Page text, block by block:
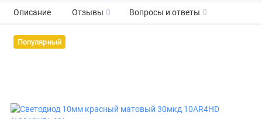
Описание Отзывы 0 Вопросы и ответы 0
Популярный